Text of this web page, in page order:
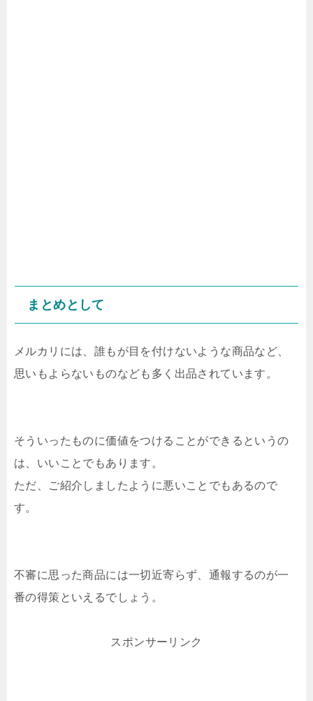
まとめとして
メルカリには、誰もが目を付けないような商品など、
思いもよらないものなども多く出品されています。
そういったものに価値をつけることができるというの
は、いいことでもあります。
ただ、ご紹介しましたように悪いことでもあるので
す。
不審に思った商品には一切近寄らず、通報するのが一
番の得策といえるでしょう。
スポンサーリンク